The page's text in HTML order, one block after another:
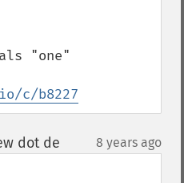
c/b8227
dot de 8 years ago